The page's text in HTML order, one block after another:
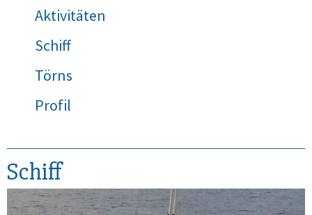
Aktivitäten
Schiff
Törns
Profil
Schiff